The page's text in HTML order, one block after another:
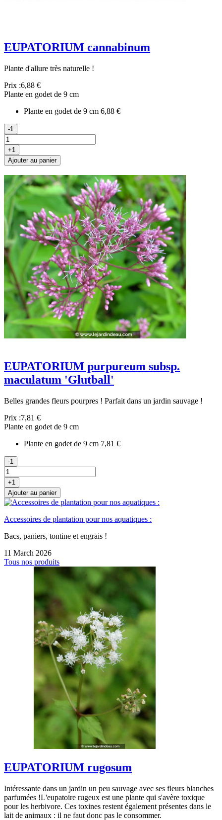
EUPATORIUM cannabinum
Plante d'allure très naturelle !
Prix :6,88 €
Plante en godet de 9 cm
Plante en godet de 9 cm 6,88 €
-1
+1
Ajouter au panier
EUPATORIUM purpureum subsp.
maculatum 'Glutball'
Belles grandes fleurs pourpres ! Parfait dans un jardin sauvage !
Prix :7,81 €
Plante en godet de 9 cm
Plante en godet de 9 cm 7,81 €
-1
+1
Ajouter au panier
Accessoires de plantation pour nos aquatiques :
Bacs, paniers, tontine et engrais !
11 March 2026
Tous nos produits
EUPATORIUM rugosum
Intéressante dans un jardin un peu sauvage avec ses fleurs blanches
parfumées !L'eupatoire rugeux est une plante qui s'avère toxique
pour les herbivore. Ces toxines restent également présentes dans le
lait de animaux : il ne faut donc pas le consommer.